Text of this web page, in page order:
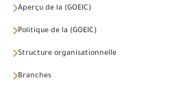
Aperçu de la (GOEIC)
Politique de la (GOEIC)
Structure organisationnelle
Branches